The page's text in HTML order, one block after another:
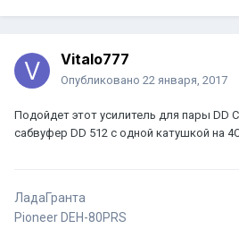
Vitalo777
Опубликовано 22 января, 2017
Подойдет этот усилитель для пары DD
сабвуфер DD 512 с одной катушкой на
ЛадаГранта
Pioneer DEH-80PRS